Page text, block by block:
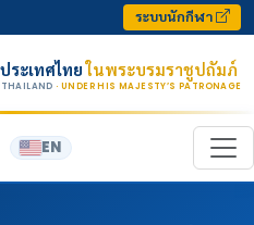
ระบบนักกีฬา
ระเทศไทยในพระบรมราชูปถัมภ์
· UNDER HIS MAJESTY’S PATRONAGE
EN